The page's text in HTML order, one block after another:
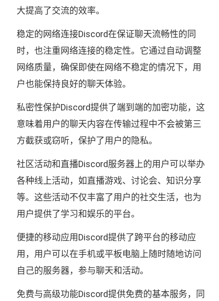
大提高了交流的效率。
稳定的网络连接Discord在保证聊天流畅性的同
时，也注重网络连接的稳定性。它通过自动调整
网络质量，确保即使在网络不稳定的情况下，用
户也能保持良好的聊天体验。
私密性保护Discord提供了端到端的加密功能，这
意味着用户的聊天内容在传输过程中不会被第三
方截获或窃听，保护了用户的隐私。
社区活动和直播Discord服务器上的用户可以举办
各种线上活动，如直播游戏、讨论会、知识分享
等。这些活动不仅丰富了用户的社交生活，也为
用户提供了学习和娱乐的平台。
便捷的移动应用Discord提供了跨平台的移动应
用，用户可以在手机或平板电脑上随时随地访问
自己的服务器，参与聊天和活动。
免费与高级功能Discord提供免费的基本服务，同